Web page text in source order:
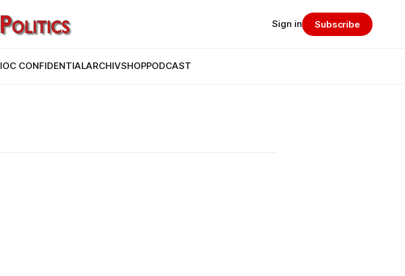
IOC CONFIDENTIALARCHIVSHOPPODCAST
Sign in Subscribe